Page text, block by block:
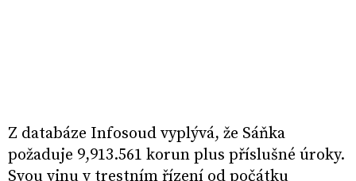
Z databáze Infosoud vyplývá, že Sáňka
požaduje 9,913.561 korun plus příslušné úroky.
Svou vinu v trestním řízení od počátku